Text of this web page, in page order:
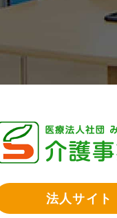
法人サイト